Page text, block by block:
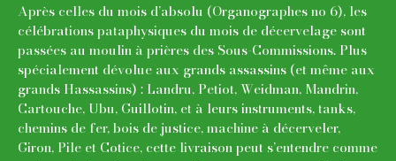
Après celles du mois d’absolu (Organographes no 6), les
célébrations pataphysiques du mois de décervelage sont
passées au moulin à prières des Sous-Commissions. Plus
spécialement dévolue aux grands assassins (et même aux
grands Hassassins) : Landru, Petiot, Weidman, Mandrin,
Cartouche, Ubu, Guillotin, et à leurs instruments, tanks,
chemins de fer, bois de justice, machine à décerveler,
Giron, Pile et Cotice, cette livraison peut s’entendre comme